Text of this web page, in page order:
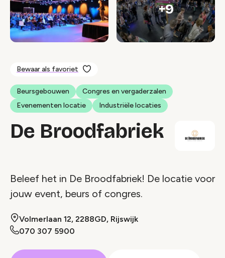
+9
Bewaar als favoriet
Beursgebouwen
Congres en vergaderzalen
Evenementen locatie
Industriële locaties
De Broodfabriek
Beleef het in De Broodfabriek! De locatie voor
jouw event, beurs of congres.
Volmerlaan 12, 2288GD, Rijswijk
070 307 5900